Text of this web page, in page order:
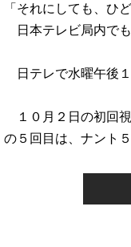
「それにしても、ひ
日本テレビ局内でも
日テレで水曜午後１
１０月２日の初回
の５回目は、ナント